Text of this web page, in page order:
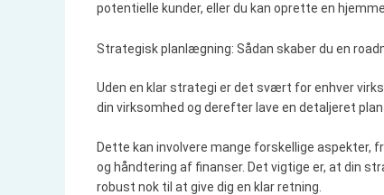
potentielle kunder, eller du kan oprette en
Strategisk planlægning: Sådan skaber du en
Uden en klar strategi er det svært for enhver
din virksomhed og derefter lave en detaljeret plan
Dette kan involvere mange forskellige
og håndtering af finanser. Det vigtige er, at din
robust nok til at give dig en klar retning.